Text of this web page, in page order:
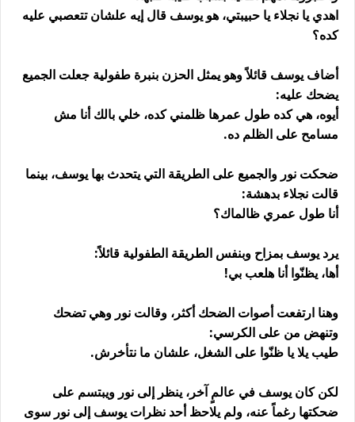
اهدي يا نجلاء يا حبيبتي، هو يوسف قال إيه علشان تتعصبي عليه
كده؟
أضاف يوسف قائلاً وهو يمثل الحزن بنبرة طفولية جعلت الجميع
يضحك عليه:
أيوه، هي كده طول عمرها ظلمني كده، خلي بالك أنا مش
مسامح على الظلم ده.
ضحكت نور والجميع على الطريقة التي يتحدث بها يوسف، بينما
قالت نجلاء بدهشة:
أنا طول عمري ظالماك؟
يرد يوسف بمزاح وبنفس الطريقة الطفولية قائلاً:
أها، يظنّوا أنا هلعب بي!
وهنا ارتفعت أصوات الضحك أكثر، وقالت نور وهي تضحك
وتنهض من على الكرسي:
طيب يلا يا ظنّوا على الشغل، علشان ما نتأخرش.
لكن كان يوسف في عالمٍ آخر، ينظر إلى نور ويبتسم على
ضحكتها رغماً عنه، ولم يلاحظ أحد نظرات يوسف إلى نور سوى